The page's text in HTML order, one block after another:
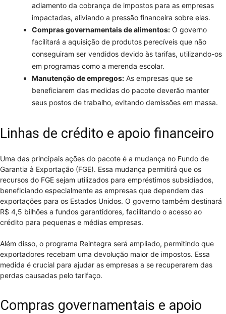
adiamento da cobrança de impostos para as empresas
impactadas, aliviando a pressão financeira sobre elas.
Compras governamentais de alimentos: O governo
facilitará a aquisição de produtos perecíveis que não
conseguiram ser vendidos devido às tarifas, utilizando-os
em programas como a merenda escolar.
Manutenção de empregos: As empresas que se
beneficiarem das medidas do pacote deverão manter
seus postos de trabalho, evitando demissões em massa.
Linhas de crédito e apoio financeiro
Uma das principais ações do pacote é a mudança no Fundo de
Garantia à Exportação (FGE). Essa mudança permitirá que os
recursos do FGE sejam utilizados para empréstimos subsidiados,
beneficiando especialmente as empresas que dependem das
exportações para os Estados Unidos. O governo também destinará
R$ 4,5 bilhões a fundos garantidores, facilitando o acesso ao
crédito para pequenas e médias empresas.
Além disso, o programa Reintegra será ampliado, permitindo que
exportadores recebam uma devolução maior de impostos. Essa
medida é crucial para ajudar as empresas a se recuperarem das
perdas causadas pelo tarifaço.
Compras governamentais e apoio